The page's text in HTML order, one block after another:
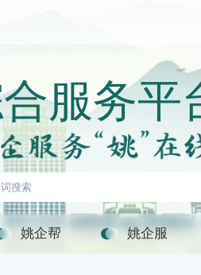
服务平
姚企帮 姚企服